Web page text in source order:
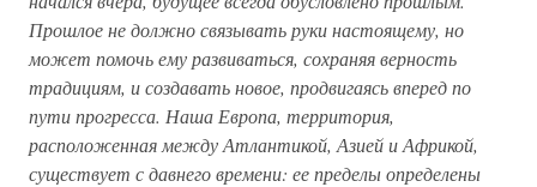
Прошлое не должно связывать руки настоящему, но
может помочь ему развиваться, сохраняя верность
традициям, и создавать новое, продвигаясь вперед по
пути прогресса. Наша Европа, территория,
расположенная между Атлантикой, Азией и Африкой,
существует с давнего времени: ее пределы определены